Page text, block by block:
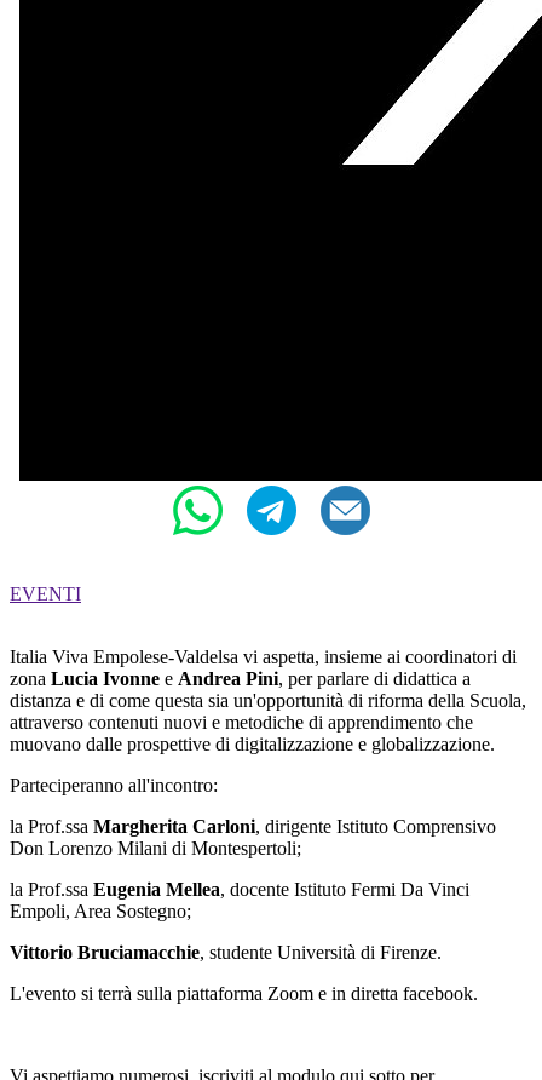
EVENTI
Italia Viva Empolese-Valdelsa vi aspetta, insieme ai coordinatori di
zona Lucia Ivonne e Andrea Pini, per parlare di didattica a
distanza e di come questa sia un'opportunità di riforma della Scuola,
attraverso contenuti nuovi e metodiche di apprendimento che
muovano dalle prospettive di digitalizzazione e globalizzazione.
Parteciperanno all'incontro:
la Prof.ssa Margherita Carloni, dirigente Istituto Comprensivo
Don Lorenzo Milani di Montespertoli;
la Prof.ssa Eugenia Mellea, docente Istituto Fermi Da Vinci
Empoli, Area Sostegno;
Vittorio Bruciamacchie, studente Università di Firenze.
L'evento si terrà sulla piattaforma Zoom e in diretta facebook.
Vi aspettiamo numerosi, iscriviti al modulo qui sotto per